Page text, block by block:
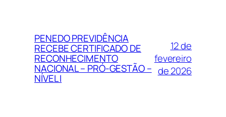
PENEDO PREVIDÊNCIA
RECEBE CERTIFICADO DE
RECONHECIMENTO
NACIONAL – PRÓ-GESTÃO –
NÍVEL I
12 de
fevereiro
de 2026